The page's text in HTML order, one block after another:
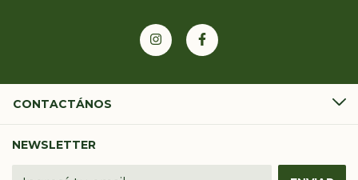
CONTACTÁNOS
NEWSLETTER